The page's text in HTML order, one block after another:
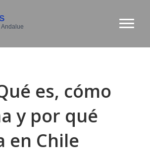
es, cómo
y por qué
en Chile